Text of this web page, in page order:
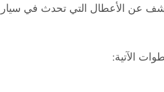
عن الأعطال التي تحدث في
الآتية: